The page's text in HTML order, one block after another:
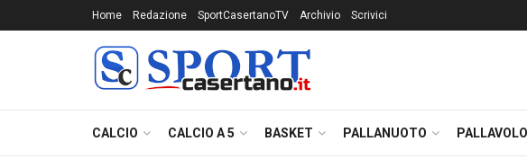
Home Redazione SportCasertanoTV Archivio Scrivici
CALCIO CALCIO A 5 BASKET PALLANUOTO PALLAVOLO